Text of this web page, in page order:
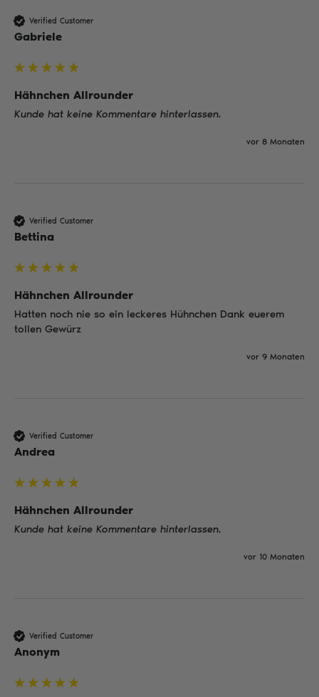
Verified Customer
Gabriele
Hähnchen Allrounder
Kunde hat keine Kommentare hinterlassen.
vor 8 Monaten
Verified Customer
Bettina
Hähnchen Allrounder
Hatten noch nie so ein leckeres Hühnchen Dank euerem
tollen Gewürz
vor 9 Monaten
Verified Customer
Andrea
Hähnchen Allrounder
Kunde hat keine Kommentare hinterlassen.
vor 10 Monaten
Verified Customer
Anonym